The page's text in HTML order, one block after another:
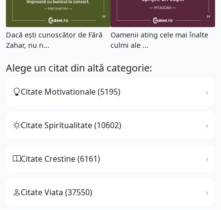
Dacă ești cunoscător de Fără
Zahar, nu n...
Oamenii ating cele mai înalte
culmi ale ...
Alege un citat din altă categorie:
Citate Motivationale (5195)
Citate Spiritualitate (10602)
Citate Crestine (6161)
Citate Viata (37550)